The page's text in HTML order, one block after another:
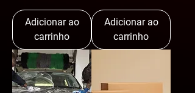
Adicionar ao
carrinho
Adicionar ao
carrinho